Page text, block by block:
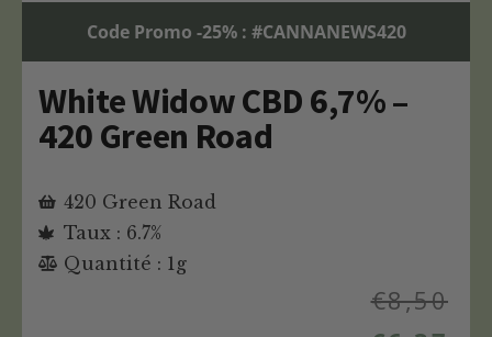
Code Promo -25% : #CANNANEWS420
White Widow CBD 6,7% –
420 Green Road
420 Green Road
Taux : 6.7%
Quantité : 1g
€8,50